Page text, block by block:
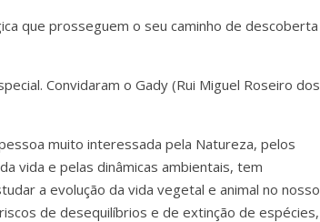
que prosseguem o seu caminho de descoberta
Convidaram o Gady (Rui Miguel Roseiro dos
muito interessada pela Natureza, pelos
vida e pelas dinâmicas ambientais, tem
a evolução da vida vegetal e animal no nosso
de desequilíbrios e de extinção de espécies,